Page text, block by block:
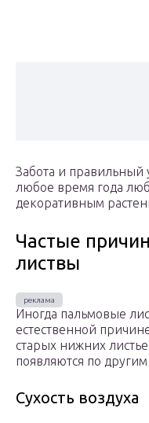
Забота и правильный
любое время года
декоративным
Частые
листвы
Иногда пальмовые
естественной
старых нижних
появляются по
Сухость воздуха